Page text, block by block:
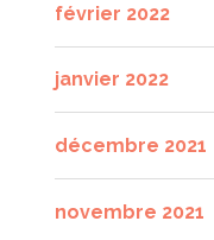
février 2022
janvier 2022
décembre 2021
novembre 2021